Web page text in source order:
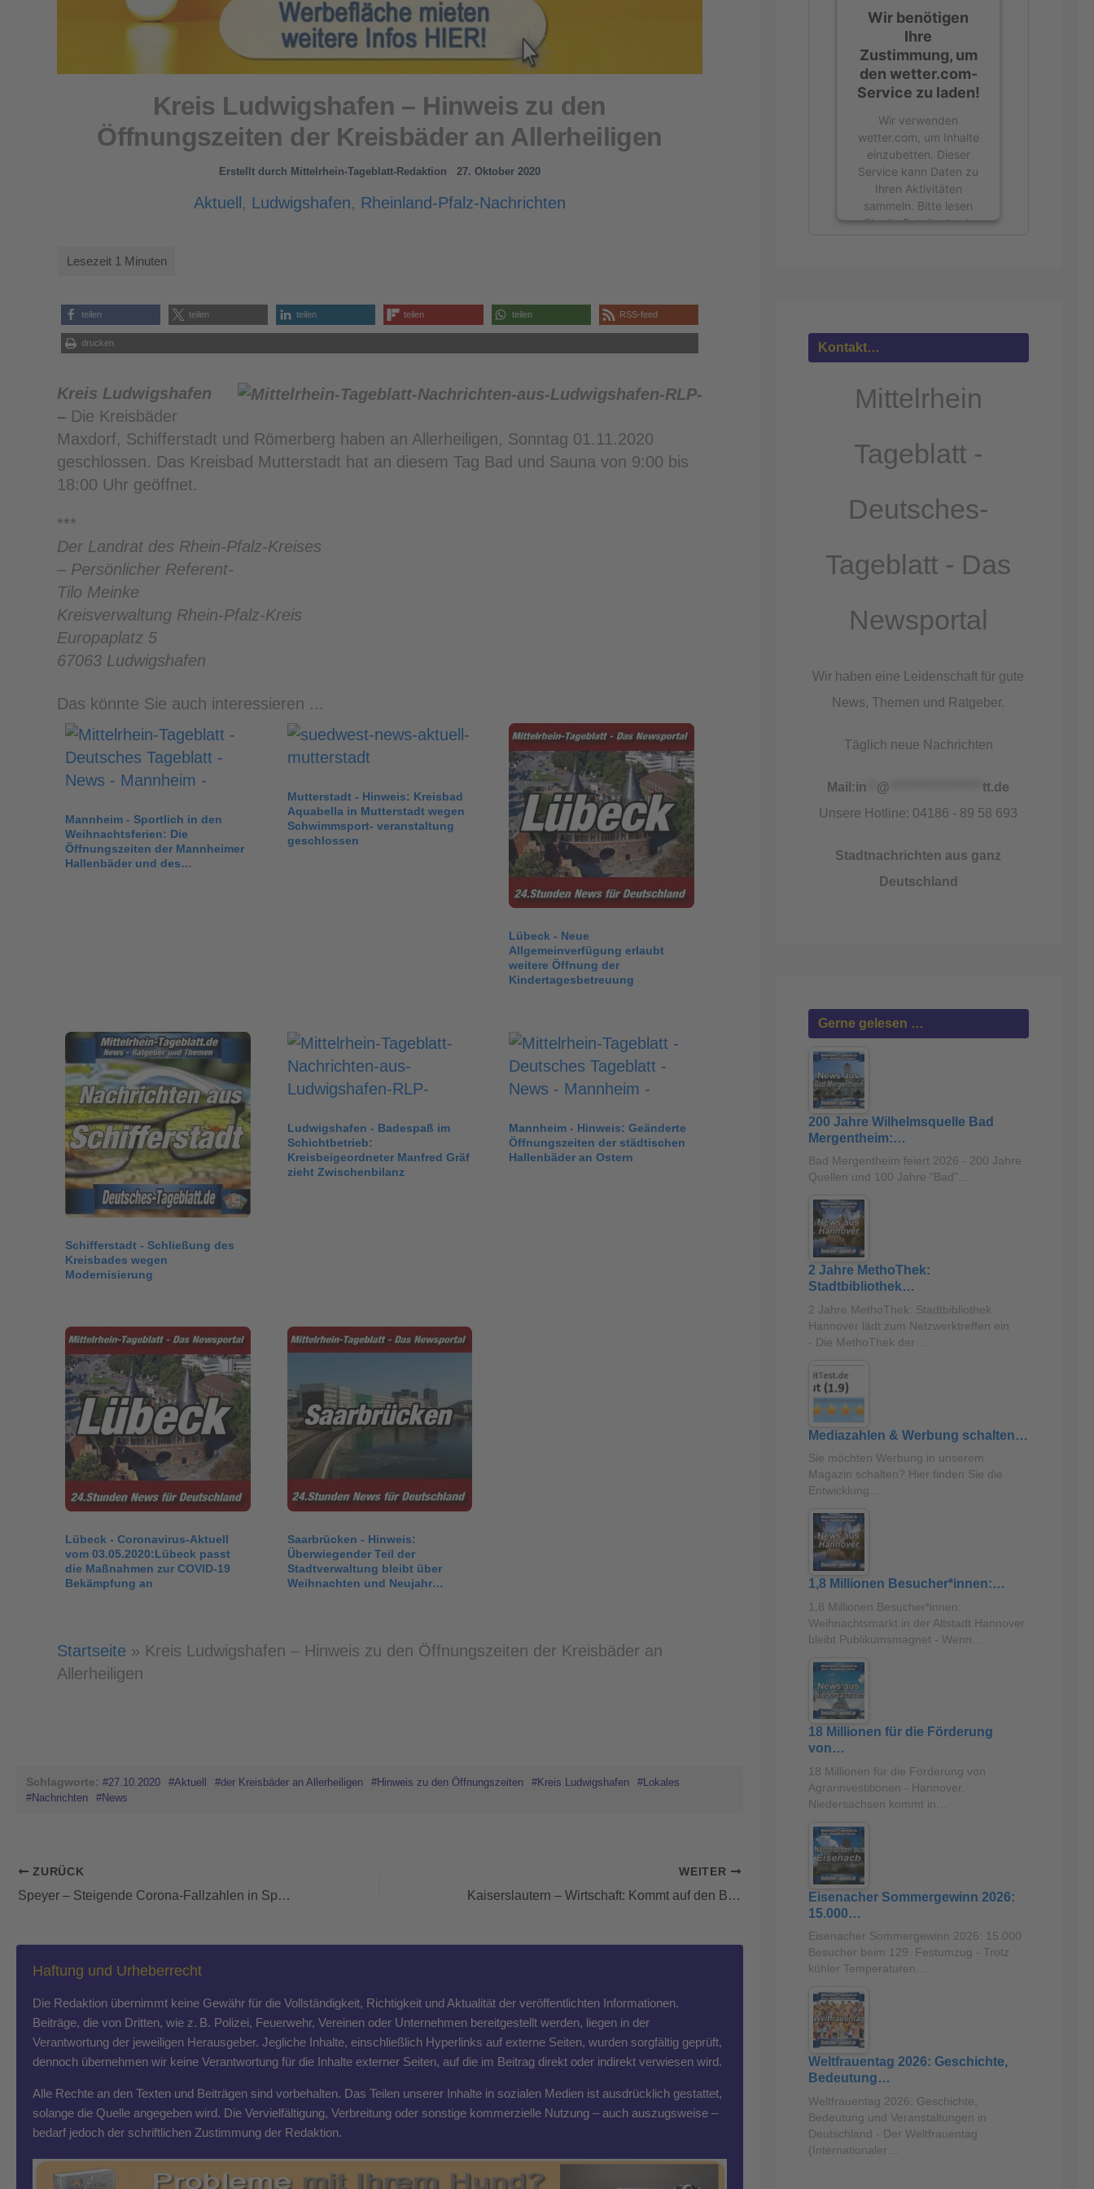
Kreis Ludwigshafen – Hinweis zu den
Öffnungszeiten der Kreisbäder an Allerheiligen
Erstellt durch Mittelrhein-Tageblatt-Redaktion 27. Oktober 2020
Aktuell, Ludwigshafen, Rheinland-Pfalz-Nachrichten
teilen teilen teilen teilen teilen RSS-feed
drucken
Kreis Ludwigshafen
– Die Kreisbäder
Maxdorf, Schifferstadt und Römerberg haben an Allerheiligen, Sonntag 01.11.2020
geschlossen. Das Kreisbad Mutterstadt hat an diesem Tag Bad und Sauna von 9:00 bis
18:00 Uhr geöffnet.
***
Der Landrat des Rhein-Pfalz-Kreises
– Persönlicher Referent-
Tilo Meinke
Kreisverwaltung Rhein-Pfalz-Kreis
Europaplatz 5
67063 Ludwigshafen
Das könnte Sie auch interessieren ...
Mannheim - Sportlich in den
Weihnachtsferien: Die
Öffnungszeiten der Mannheimer
Hallenbäder und des…
Mutterstadt - Hinweis: Kreisbad
Aquabella in Mutterstadt wegen
Schwimmsport- veranstaltung
geschlossen
Lübeck - Neue
Allgemeinverfügung erlaubt
weitere Öffnung der
Kindertagesbetreuung
Schifferstadt - Schließung des
Kreisbades wegen
Modernisierung
Ludwigshafen - Badespaß im
Schichtbetrieb:
Kreisbeigeordneter Manfred Gräf
zieht Zwischenbilanz
Mannheim - Hinweis: Geänderte
Öffnungszeiten der städtischen
Hallenbäder an Ostern
Lübeck - Coronavirus-Aktuell
vom 03.05.2020:Lübeck passt
die Maßnahmen zur COVID-19
Bekämpfung an
Saarbrücken - Hinweis:
Überwiegender Teil der
Stadtverwaltung bleibt über
Weihnachten und Neujahr
Startseite » Kreis Ludwigshafen – Hinweis zu den Öffnungszeiten der Kreisbäder an
Allerheiligen
Schlagworte: #27.10.2020 #Aktuell #der Kreisbäder an Allerheiligen #Hinweis zu den Öffnungszeiten #Kreis Ludwigshafen
#Lokales
#Nachrichten
#News
ZURÜCK
Speyer – Steigende Corona-Fallzahlen in Speyer: Warnstufe Rot erreicht
WEITER
Kaiserslautern – Wirtschaft: Kommt auf den Betzenberg ein neuer Laden?
Haftung und Urheberrecht
Die Redaktion übernimmt keine Gewähr für die Vollständigkeit, Richtigkeit und Aktualität der veröffentlichten Informationen.
Beiträge, die von Dritten, wie z. B. Polizei, Feuerwehr, Vereinen oder Unternehmen bereitgestellt werden, liegen in der
Verantwortung der jeweiligen Herausgeber. Jegliche Inhalte, einschließlich Hyperlinks auf externe Seiten, wurden sorgfältig geprüft,
dennoch übernehmen wir keine Verantwortung für die Inhalte externer Seiten, auf die im Beitrag direkt oder indirekt verwiesen wird.
Alle Rechte an den Texten und Beiträgen sind vorbehalten. Das Teilen unserer Inhalte in sozialen Medien ist ausdrücklich gestattet,
solange die Quelle angegeben wird. Die Vervielfältigung, Verbreitung oder sonstige kommerzielle Nutzung – auch auszugsweise –
bedarf jedoch der schriftlichen Zustimmung der Redaktion.
Wir benötigen
Ihre
Zustimmung, um
den wetter.com-
Service zu laden!
Wir verwenden
wetter.com, um Inhalte
einzubetten. Dieser
Service kann Daten zu
Ihren Aktivitäten
sammeln. Bitte lesen
Sie die Details durch
Informationen
powered by
& eRecht24
Kontakt…
Mittelrhein
Tageblatt -
Deutsches-
Tageblatt - Das
Newsportal
Wir haben eine Leidenschaft für gute
News, Themen und Ratgeber.
Täglich neue Nachrichten
Mail:in @ *******************tt.de
Unsere Hotline: 04186 - 89 58 693
Stadtnachrichten aus ganz
Deutschland
Gerne gelesen …
200 Jahre Wilhelmsquelle Bad
Mergentheim:…
Bad Mergentheim feiert 2026 - 200 Jahre
Quellen und 100 Jahre "Bad"…
2 Jahre MethoThek:
Stadtbibliothek…
2 Jahre MethoThek: Stadtbibliothek
Hannover lädt zum Netzwerktreffen ein
- Die MethoThek der…
Mediazahlen & Werbung schalten…
Sie möchten Werbung in unserem
Magazin schalten? Hier finden Sie die
Entwicklung…
1,8 Millionen Besucher*innen:…
1,8 Millionen Besucher*innen:
Weihnachtsmarkt in der Altstadt Hannover
bleibt Publikumsmagnet - Wenn…
18 Millionen für die Förderung
von…
18 Millionen für die Förderung von
Agrarinvestitionen - Hannover.
Niedersachsen kommt in…
Eisenacher Sommergewinn 2026:
15.000…
Eisenacher Sommergewinn 2026: 15.000
Besucher beim 129. Festumzug - Trotz
kühler Temperaturen…
Weltfrauentag 2026: Geschichte,
Bedeutung…
Weltfrauentag 2026: Geschichte,
Bedeutung und Veranstaltungen in
Deutschland - Der Weltfrauentag
(Internationaler…